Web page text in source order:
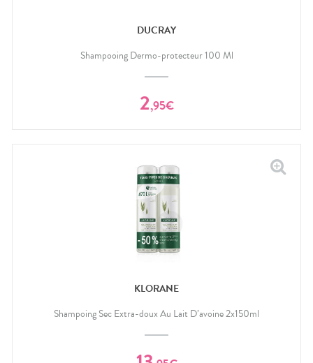
DUCRAY
Shampooing Dermo-protecteur 100 Ml
2,95€
KLORANE
Shampoing Sec Extra-doux Au Lait D’avoine 2x150ml